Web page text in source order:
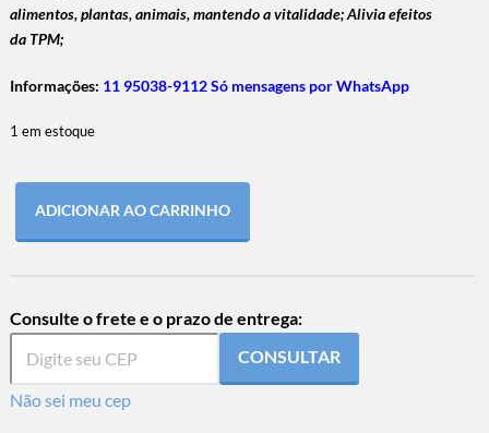
alimentos, plantas, animais, mantendo a vitalidade;Alivia efeitos
da TPM;
Informações: 11 95038-9112 Só mensagens por WhatsApp
1 em estoque
ADICIONAR AO CARRINHO
Consulte o frete e o prazo de entrega:
CONSULTAR
Não sei meu cep